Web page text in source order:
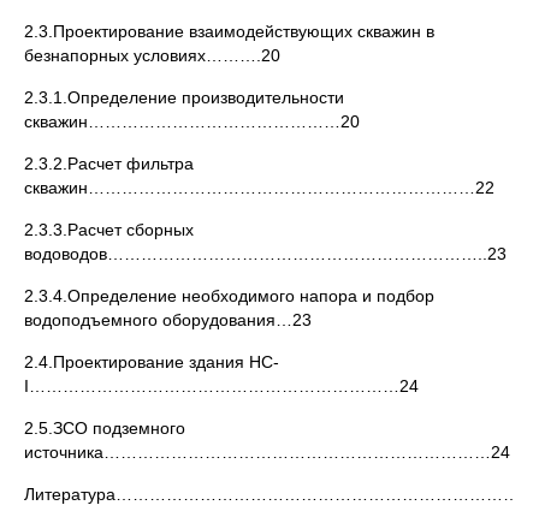
2.3.Проектирование взаимодействующих скважин в
безнапорных условиях……….20
2.3.1.Определение производительности
скважин………………………………………20
2.3.2.Расчет фильтра
скважин……………………………………………………………22
2.3.3.Расчет сборных
водоводов…………………………………………………………..23
2.3.4.Определение необходимого напора и подбор
водоподъемного оборудования…23
2.4.Проектирование здания НС-
Ι…………………………………………………………24
2.5.ЗСО подземного
источника……………………………………………………………24